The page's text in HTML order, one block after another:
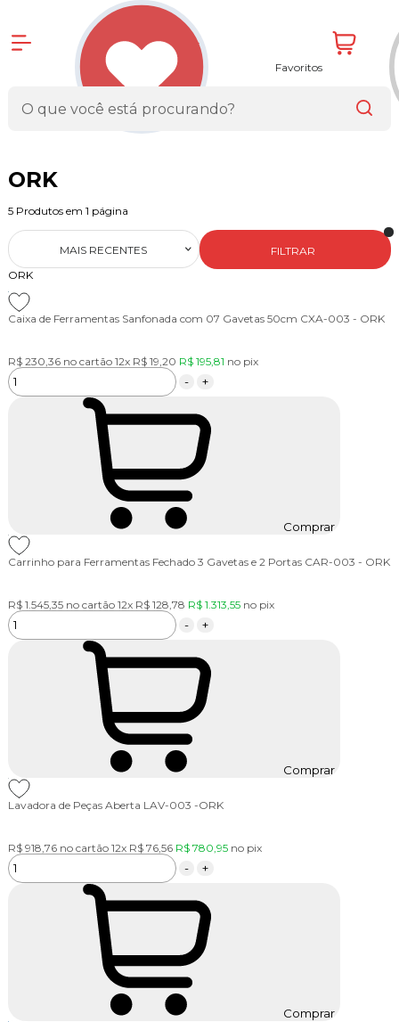
Favoritos
ORK
5 Produtos em 1 página
FILTRAR
MAIS RECENTES
ORK
Caixa de Ferramentas Sanfonada com 07 Gavetas 50cm CXA-003 - ORK
R$ 230,36 no cartão 12x R$ 19,20 R$ 195,81 no pix
- +
Comprar
Carrinho para Ferramentas Fechado 3 Gavetas e 2 Portas CAR-003 - ORK
R$ 1.545,35 no cartão 12x R$ 128,78 R$ 1.313,55 no pix
- +
Comprar
Lavadora de Peças Aberta LAV-003 -ORK
R$ 918,76 no cartão 12x R$ 76,56 R$ 780,95 no pix
- +
Comprar